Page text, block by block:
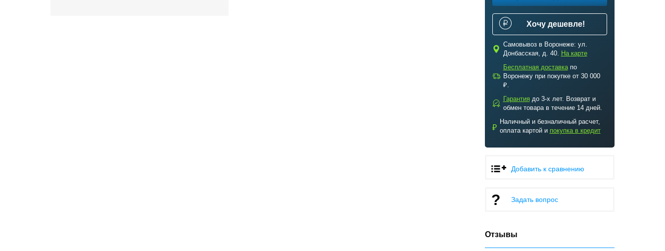
Хочу дешевле!
c
Самовывоз в Воронеже: ул.
Донбасская, д. 40. На карте
a
Бесплатная доставкапо
Воронежу при покупке от 30 000
₽.
b
Гарантиядо 3-х лет. Возврат и
обмен товара в течение 14 дней.
₽
Наличный и безналичный расчет,
оплата картой и покупка в кредит
Добавить к сравнению
Задать вопрос
Отзывы